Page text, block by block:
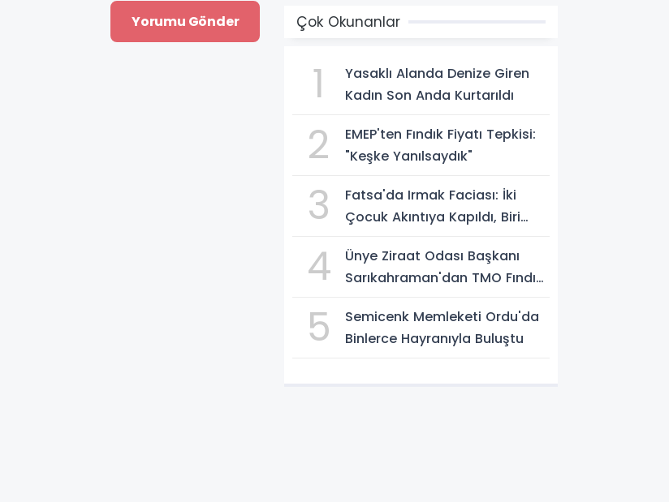
Çok Okunanlar
1
Yasaklı Alanda Denize Giren
Kadın Son Anda Kurtarıldı
2
EMEP'ten Fındık Fiyatı Tepkisi:
"Keşke Yanılsaydık"
3
Fatsa'da Irmak Faciası: İki
Çocuk Akıntıya Kapıldı, Biri
4
Ünye Ziraat Odası Başkanı
Sarıkahraman'dan TMO Fındık
5
Semicenk Memleketi Ordu'da
Binlerce Hayranıyla Buluştu